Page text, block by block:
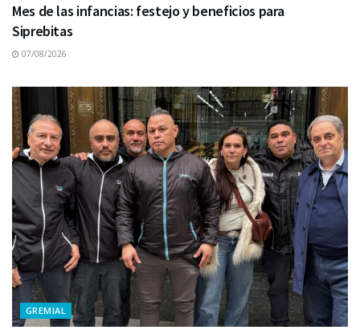
Mes de las infancias: festejo y beneficios para
Siprebitas
07/08/2026
GREMIAL